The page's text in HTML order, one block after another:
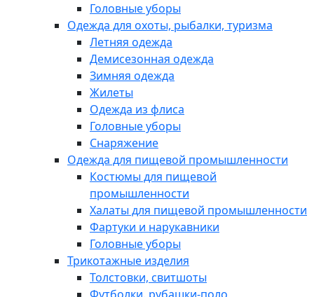
Головные уборы
Одежда для охоты, рыбалки, туризма
Летняя одежда
Демисезонная одежда
Зимняя одежда
Жилеты
Одежда из флиса
Головные уборы
Снаряжение
Одежда для пищевой промышленности
Костюмы для пищевой
промышленности
Халаты для пищевой промышленности
Фартуки и нарукавники
Головные уборы
Трикотажные изделия
Толстовки, свитшоты